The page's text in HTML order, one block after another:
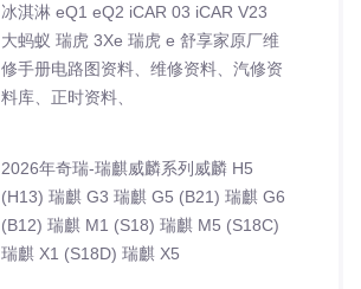
冰淇淋 eQ1 eQ2 iCAR 03 iCAR V23
大蚂蚁 瑞虎 3Xe 瑞虎 e 舒享家原厂维
修手册电路图资料、维修资料、汽修资
料库、正时资料、
2026年奇瑞-瑞麒威麟系列威麟 H5
(H13) 瑞麒 G3 瑞麒 G5 (B21) 瑞麒 G6
(B12) 瑞麒 M1 (S18) 瑞麒 M5 (S18C)
瑞麒 X1 (S18D) 瑞麒 X5